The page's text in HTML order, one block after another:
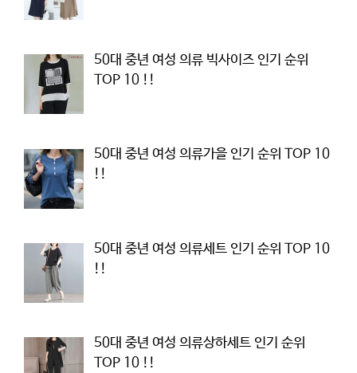
50대 중년 여성 의류 빅사이즈 인기 순위
TOP 10 !!
50대 중년 여성 의류가을 인기 순위 TOP 10
!!
50대 중년 여성 의류세트 인기 순위 TOP 10
!!
50대 중년 여성 의류상하세트 인기 순위
TOP 10 !!